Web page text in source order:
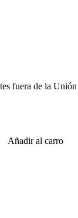
fuera de la
Añadir al carro